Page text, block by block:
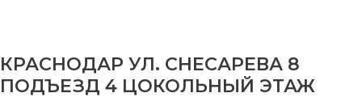
КРАСНОДАР УЛ. СНЕСАРЕВА 8
ПОДЪЕЗД 4 ЦОКОЛЬНЫЙ ЭТАЖ